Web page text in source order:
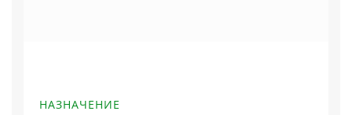
НАЗНАЧЕНИЕ